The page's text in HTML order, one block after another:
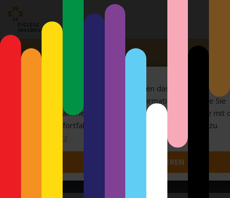
DokuFilm
Wir verwenden Cookies und erlauben das Setzen von
Drittanbieter-Cookies. Weitere Informationen und wie Sie
Cookies deaktivieren können finden Sie
hier
. Wenn Sie mit
Navigation fortfahren, stimmen Sie der Verwendung zu.
Datenschutz
ALLE COOKIES AKZEPTIEREN